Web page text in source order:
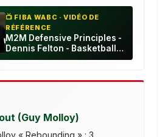
📺 FIBA WABC · VIDÉO DE
RÉFÉRENCE
M2M Defensive Principles -
Dennis Felton - Basketball
Fundamentals
(Guy Molloy)
« Rebounding » : 3